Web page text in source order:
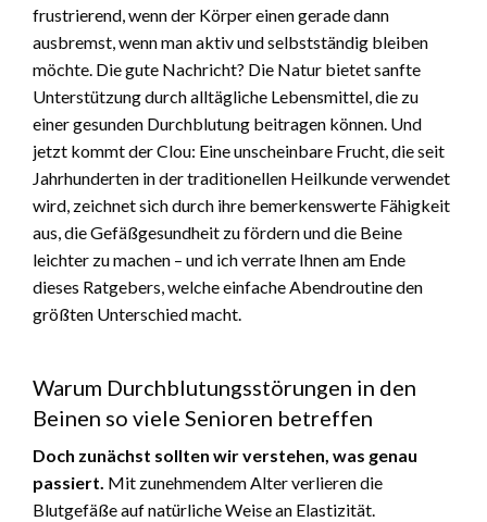
frustrierend, wenn der Körper einen gerade dann
ausbremst, wenn man aktiv und selbstständig bleiben
möchte. Die gute Nachricht? Die Natur bietet sanfte
Unterstützung durch alltägliche Lebensmittel, die zu
einer gesunden Durchblutung beitragen können. Und
jetzt kommt der Clou: Eine unscheinbare Frucht, die seit
Jahrhunderten in der traditionellen Heilkunde verwendet
wird, zeichnet sich durch ihre bemerkenswerte Fähigkeit
aus, die Gefäßgesundheit zu fördern und die Beine
leichter zu machen – und ich verrate Ihnen am Ende
dieses Ratgebers, welche einfache Abendroutine den
größten Unterschied macht.
Warum Durchblutungsstörungen in den
Beinen so viele Senioren betreffen
Doch zunächst sollten wir verstehen, was genau
passiert. Mit zunehmendem Alter verlieren die
Blutgefäße auf natürliche Weise an Elastizität.